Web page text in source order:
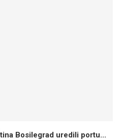
Bosilegrad uredili portu...